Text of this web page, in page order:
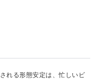
れる形態安定は、忙しいビ